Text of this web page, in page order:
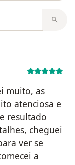
muito, as
atenciosa e
resultado
cheguei
ver se
a